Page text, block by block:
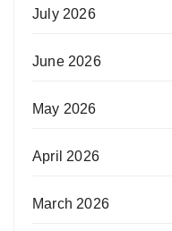
July 2026
June 2026
May 2026
April 2026
March 2026